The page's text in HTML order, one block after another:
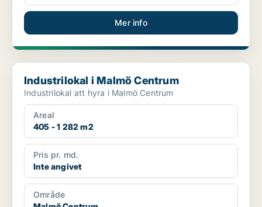
Mer info
Industrilokal i Malmö Centrum
Industrilokal i Malmö Centrum
Industrilokal att hyra i Malmö Centrum
Areal
405 - 1 282 m2
Pris pr. md.
Inte angivet
Område